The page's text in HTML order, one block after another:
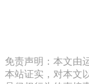
免责声明：本文由
本站证实，对本文